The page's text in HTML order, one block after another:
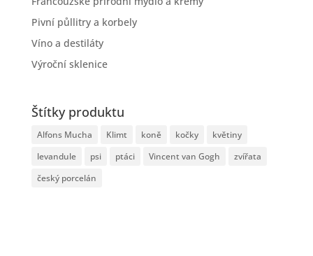
Pivní půllitry a korbely
Víno a destiláty
Výroční sklenice
Štítky produktu
Alfons Mucha Klimt koně kočky
květiny
levandule
psi ptáci Vincent van Gogh
zvířata
český porcelán